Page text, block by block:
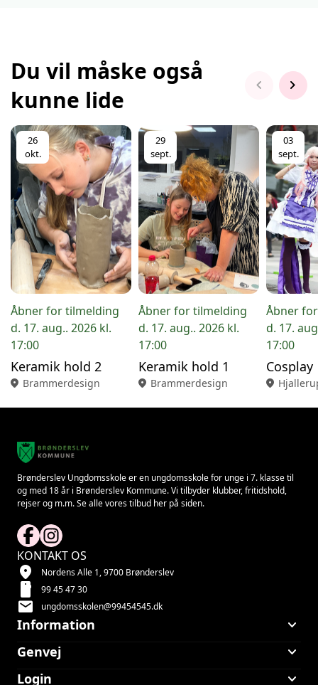
Du vil måske også
kunne lide
chevron_left chevron_right
26
okt.
Åbner for tilmelding
d. 17. aug.. 2026 kl.
17:00
Keramik hold 2
location_on Brammerdesign
29
sept.
Åbner for tilmelding
d. 17. aug.. 2026 kl.
17:00
Keramik hold 1
location_on Brammerdesign
03
sept.
Åbner
d. 17.
17:00
Cosplay
location_on
Brønderslev Ungdomsskole er en ungdomsskole for unge i 7. klasse til
og med 18 år i Brønderslev Kommune. Vi tilbyder klubber, fritidshold,
rejser og m.m. Se alle vores tilbud her på siden.
KONTAKT OS
location_on Nordens Alle 1, 9700 Brønderslev
smartphone 99 45 47 30
mail ungdomsskolen@99454545.dk
Information keyboard_arrow_down
Genvej keyboard_arrow_down
Login keyboard_arrow_down